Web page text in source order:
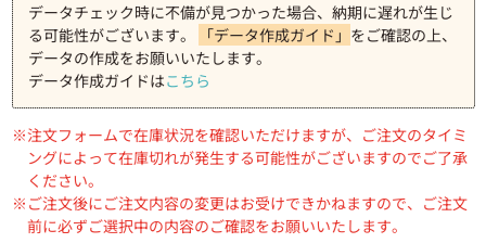
データチェック時に不備が見つかった場合、納期に遅れが生じ
る可能性がございます。
「データ作成ガイド」 をご確認の上、
データの作成をお願いいたします。
データ作成ガイドはこちら
注文フォームで在庫状況を確認いただけますが、ご注文のタイミ
ングによって在庫切れが発生する可能性がございますのでご了承
ください。
ご注文後にご注文内容の変更はお受けできかねますので、ご注文
前に必ずご選択中の内容のご確認をお願いいたします。